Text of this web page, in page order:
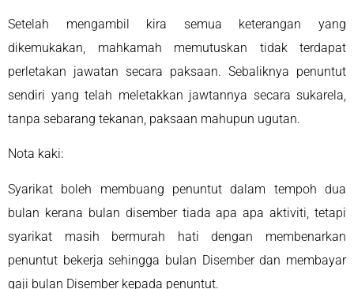
Setelah mengambil kira semua keterangan yang
dikemukakan, mahkamah memutuskan tidak terdapat
perletakan jawatan secara paksaan. Sebaliknya penuntut
sendiri yang telah meletakkan jawtannya secara sukarela,
tanpa sebarang tekanan, paksaan mahupun ugutan.
Nota kaki:
Syarikat boleh membuang penuntut dalam tempoh dua
bulan kerana bulan disember tiada apa apa aktiviti, tetapi
syarikat masih bermurah hati dengan membenarkan
penuntut bekerja sehingga bulan Disember dan membayar
gaji bulan Disember kepada penuntut.